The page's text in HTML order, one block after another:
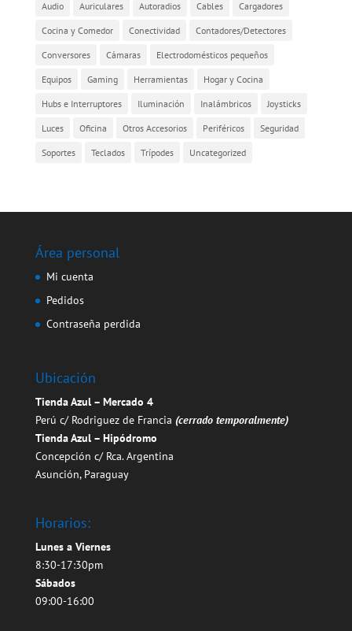
Audio Auriculares Autoradios Cables Cargadores
Cocina y Comedor Conectividad Contadores/Detectores
Conversores Cámaras Electrodomésticos pequeños
Equipos Gaming Herramientas Hogar y Cocina
Hubs e Interruptores Iluminación Inalámbricos Joysticks
Luces Oficina Otros Accesorios Periféricos Seguridad
Soportes Teclados Trípodes Uncategorized
Área personal
Mi cuenta
Pedidos
Contraseña perdida
Ubicación
Tienda Azul – Mercado 4
Perú c/ Rodriguez de Francia (cerrado temporalmente)
Tienda Azul – Hipódromo
Concepción c/ Rca. Argentina
Asunción, Paraguay
Horarios:
Lunes a Viernes
8:30-17:30pm
Sábados
09:00-16:00